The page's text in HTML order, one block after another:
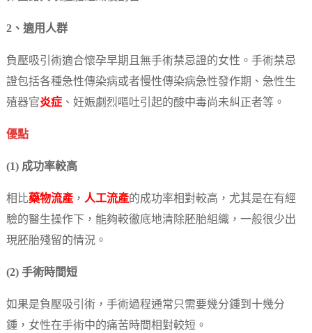
2、適用人群
負壓吸引術適合懷孕早期且無手術禁忌證的女性。手術禁忌
證包括各種急性傳染病或者慢性傳染病急性發作期、急性生
殖器官炎症、妊娠劇烈嘔吐引起的酸中毒尚未糾正者等。
優點
(1) 成功率較高
相比藥物流產， 人工流產的成功率相對較高，尤其是在有經
驗的醫生操作下，能夠較徹底地清除胚胎組織，一般很少出
現胚胎殘留的情況。
(2) 手術時間短
如果是負壓吸引術，手術過程通常只需要幾分鍾到十幾分
鍾，女性在手術中的痛苦時間相對較短。